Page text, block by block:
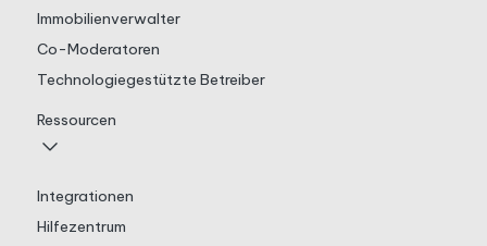
Immobilienverwalter
Co-Moderatoren
Technologiegestützte Betreiber
Ressourcen
Integrationen
Hilfezentrum